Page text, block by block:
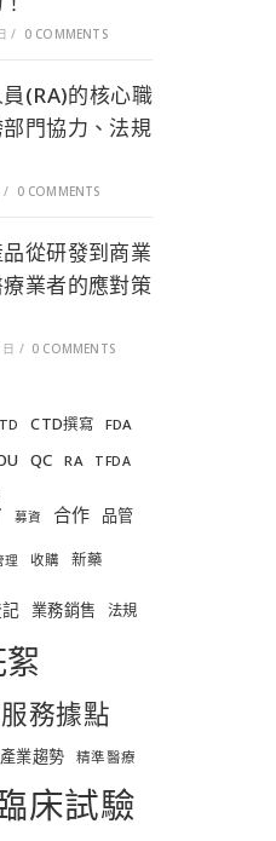
/ 0 COMMENTS
(RA)的核心職
門協力、法規
/ 0 COMMENTS
從研發到商業
業者的應對策
/ 0 COMMENTS
CTD撰寫 FDA
QC RA TFDA
募資 合作 品管
理 收購 新藥
業務銷售 法規
務據點
產業趨勢 精準醫療
床試驗